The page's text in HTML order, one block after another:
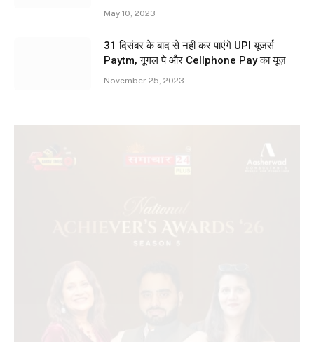
May 10, 2023
31 दिसंबर के बाद से नहीं कर पाएंगे UPI यूजर्स
Paytm, गूगल पे और Cellphone Pay का यूज़
November 25, 2023